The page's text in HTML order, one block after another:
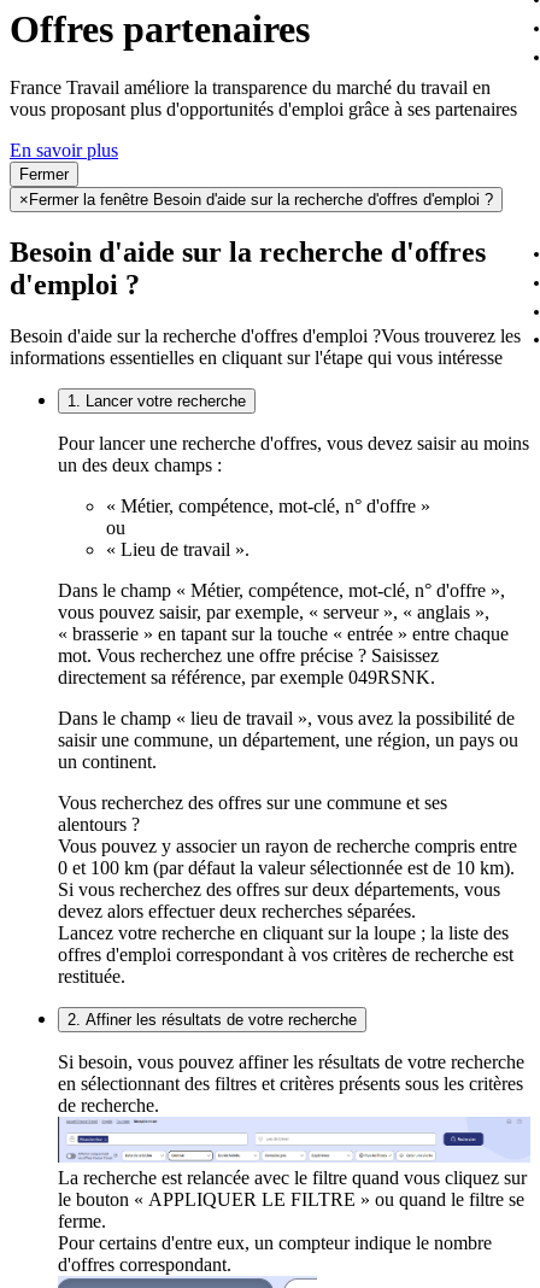
Offres partenaires
France Travail améliore la transparence du marché du travail en
vous proposant plus d'opportunités d'emploi grâce à ses partenaires
En savoir plus
Fermer
× Fermer la fenêtre Besoin d'aide sur la recherche d'offres d'emploi ?
Besoin d'aide sur la recherche d'offres
d'emploi ?
Besoin d'aide sur la recherche d'offres d'emploi ?Vous trouverez les
informations essentielles en cliquant sur l'étape qui vous intéresse
1. Lancer votre recherche
Pour lancer une recherche d'offres, vous devez saisir au moins
un des deux champs :
« Métier, compétence, mot-clé, n° d'offre »
ou
« Lieu de travail ».
Dans le champ « Métier, compétence, mot-clé, n° d'offre »,
vous pouvez saisir, par exemple, « serveur », « anglais »,
« brasserie » en tapant sur la touche « entrée » entre chaque
mot. Vous recherchez une offre précise ? Saisissez
directement sa référence, par exemple 049RSNK.
Dans le champ « lieu de travail », vous avez la possibilité de
saisir une commune, un département, une région, un pays ou
un continent.
Vous recherchez des offres sur une commune et ses
alentours ?
Vous pouvez y associer un rayon de recherche compris entre
0 et 100 km (par défaut la valeur sélectionnée est de 10 km).
Si vous recherchez des offres sur deux départements, vous
devez alors effectuer deux recherches séparées.
Lancez votre recherche en cliquant sur la loupe ; la liste des
offres d'emploi correspondant à vos critères de recherche est
restituée.
2. Affiner les résultats de votre recherche
Si besoin, vous pouvez affiner les résultats de votre recherche
en sélectionnant des filtres et critères présents sous les critères
de recherche.
La recherche est relancée avec le filtre quand vous cliquez sur
le bouton « APPLIQUER LE FILTRE » ou quand le filtre se
ferme.
Pour certains d'entre eux, un compteur indique le nombre
d'offres correspondant.